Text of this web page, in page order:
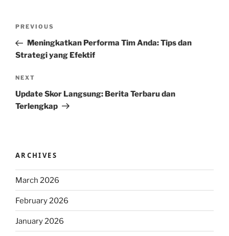
Previous
Post
PREVIOUS
Meningkatkan Performa Tim Anda: Tips dan
Strategi yang Efektif
Next
Post
NEXT
Update Skor Langsung: Berita Terbaru dan
Terlengkap
ARCHIVES
March 2026
February 2026
January 2026